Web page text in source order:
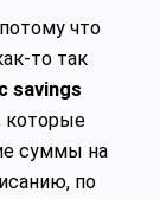
что
так
savings
которые
суммы на
по